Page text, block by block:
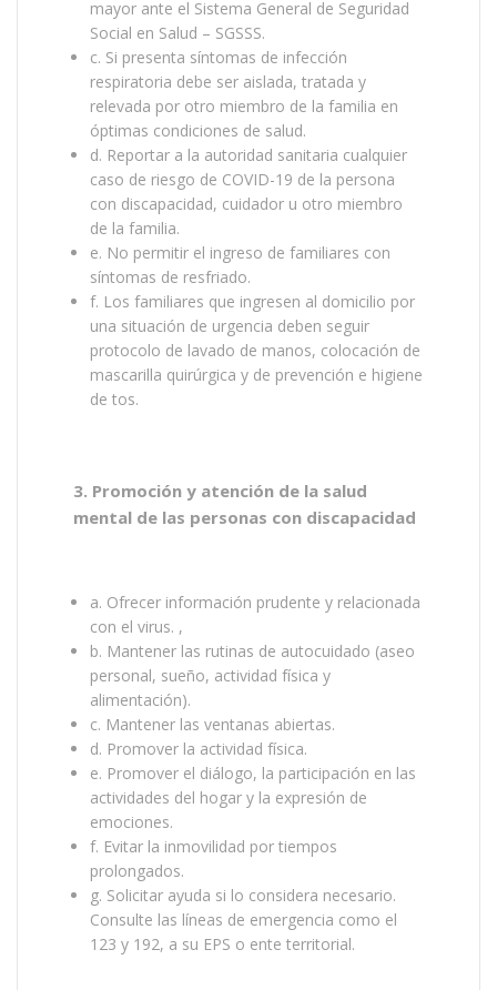
mayor ante el Sistema General de Seguridad
Social en Salud – SGSSS.
c. Si presenta síntomas de infección
respiratoria debe ser aislada, tratada y
relevada por otro miembro de la familia en
óptimas condiciones de salud.
d. Reportar a la autoridad sanitaria cualquier
caso de riesgo de COVID-19 de la persona
con discapacidad, cuidador u otro miembro
de la familia.
e. No permitir el ingreso de familiares con
síntomas de resfriado.
f. Los familiares que ingresen al domicilio por
una situación de urgencia deben seguir
protocolo de lavado de manos, colocación de
mascarilla quirúrgica y de prevención e higiene
de tos.
3. Promoción y atención de la salud
mental de las personas con discapacidad
a. Ofrecer información prudente y relacionada
con el virus. ,
b. Mantener las rutinas de autocuidado (aseo
personal, sueño, actividad física y
alimentación).
c. Mantener las ventanas abiertas.
d. Promover la actividad física.
e. Promover el diálogo, la participación en las
actividades del hogar y la expresión de
emociones.
f. Evitar la inmovilidad por tiempos
prolongados.
g. Solicitar ayuda si lo considera necesario.
Consulte las líneas de emergencia como el
123 y 192, a su EPS o ente territorial.